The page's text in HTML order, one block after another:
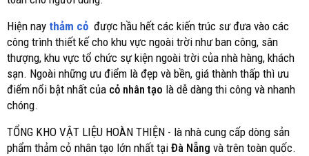
Hiện nay thảm cỏ được hầu hết các kiến trúc sư đưa vào các
công trình thiết kế cho khu vực ngoài trời như ban công, sân
thượng, khu vực tổ chức sự kiện ngoài trời của nhà hàng, khách
sạn. Ngoài những ưu điểm là đẹp và bền, giá thành thấp thì ưu
điểm nổi bật nhất của cỏ nhân tạo là dễ dàng thi công và nhanh
chóng.
TỔNG KHO VẬT LIỆU HOÀN THIỆN - là nhà cung cấp dòng sản
phẩm thảm cỏ nhân tạo lớn nhất tại Đà Nẵng và trên toàn quốc.